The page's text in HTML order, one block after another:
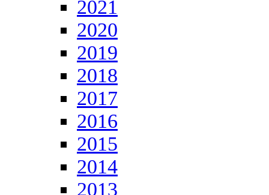
2021
2020
2019
2018
2017
2016
2015
2014
2013